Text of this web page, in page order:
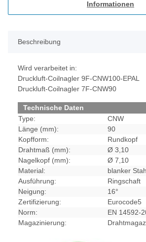
Informationen
Beschreibung
Wird verarbeitet in:
Druckluft-Coilnagler 9F-CNW100-EPAL
Druckluft-Coilnagler 7F-CNW90
Technische Daten
Type:
CNW
Länge (mm):
90
Kopfform:
Rundkopf
Drahtmaß (mm):
Ø 3,10
Nagelkopf (mm):
Ø 7,10
Material:
blanker
Ausführung:
Ringschaft
Neigung:
16°
Zertifizierung:
Eurocode5
Norm:
EN 14592-
Magazinierung: